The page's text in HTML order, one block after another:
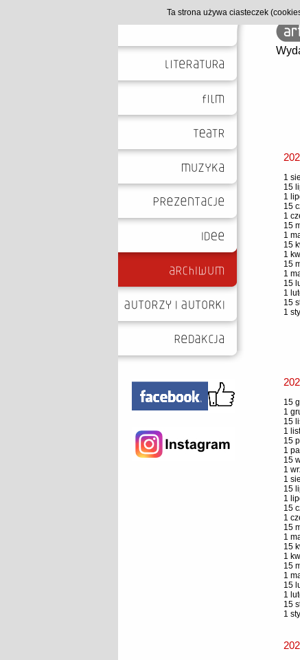
1
15
1
15
1
15
1
15
1
15
1
15
1
15
1
15
1
15
1
15
1
15
1
1
15
1
15
1
15
1
15
1
15
1
15
1
15
1
Ta strona używa ciasteczek